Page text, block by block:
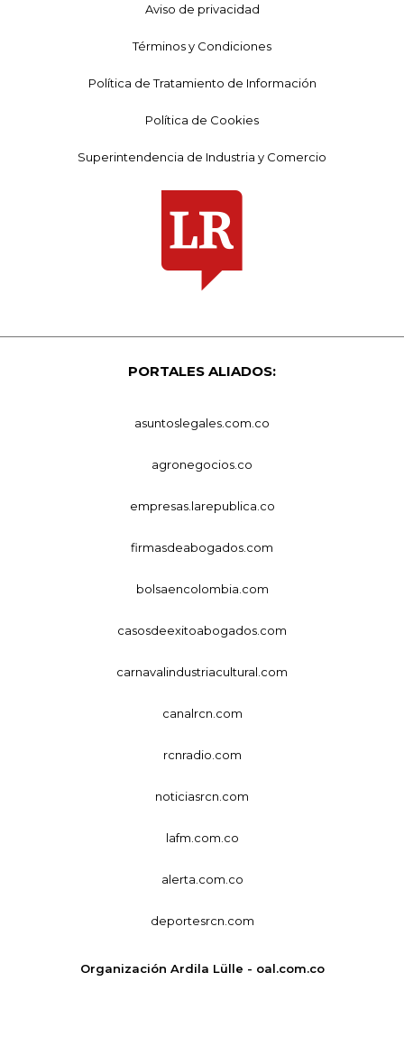
Aviso de privacidad
Términos y Condiciones
Política de Tratamiento de Información
Política de Cookies
Superintendencia de Industria y Comercio
PORTALES ALIADOS:
asuntoslegales.com.co
agronegocios.co
empresas.larepublica.co
firmasdeabogados.com
bolsaencolombia.com
casosdeexitoabogados.com
carnavalindustriacultural.com
canalrcn.com
rcnradio.com
noticiasrcn.com
lafm.com.co
alerta.com.co
deportesrcn.com
Organización Ardila Lülle - oal.com.co